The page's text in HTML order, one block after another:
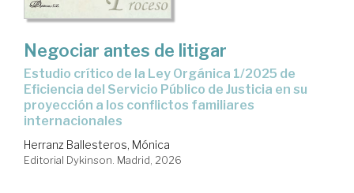
Negociar antes de litigar
estudio crítico de la Ley Orgánica 1/2025 de
Eficiencia del Servicio Público de Justicia en su
proyección a los conflictos familiares
internacionales
Herranz Ballesteros, Mónica
Editorial Dykinson. Madrid, 2026